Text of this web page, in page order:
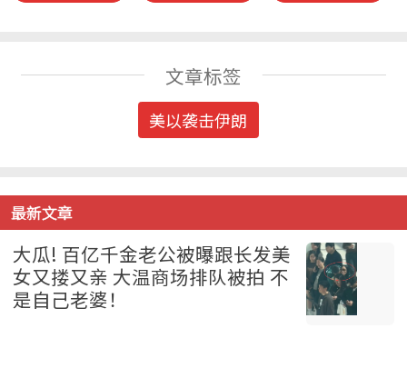
文章标签
美以袭击伊朗
最新文章
大瓜! 百亿千金老公被曝跟长发美
女又搂又亲 大温商场排队被拍 不
是自己老婆！